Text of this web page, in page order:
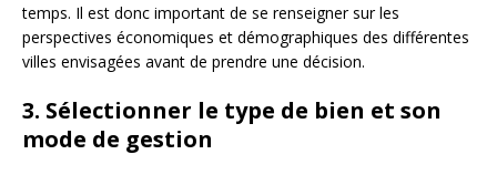
temps. Il est donc important de se renseigner sur les
perspectives économiques et démographiques des différentes
villes envisagées avant de prendre une décision.
3. Sélectionner le type de bien et son
mode de gestion